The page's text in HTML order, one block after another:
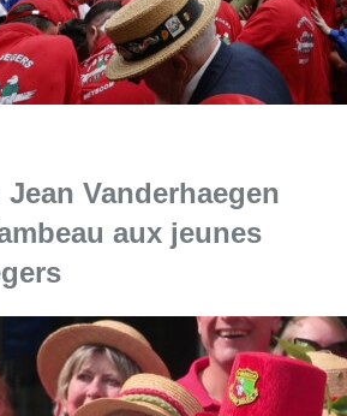
Vanderhaegen
aux jeunes